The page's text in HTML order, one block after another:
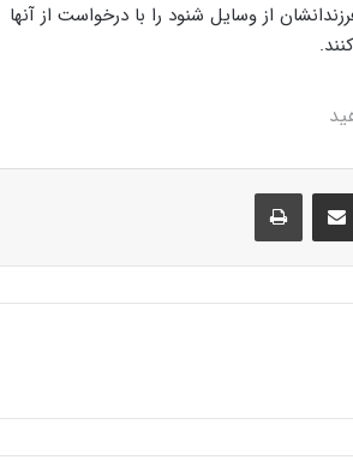
از وسایل شنود را با درخواست از آنها
Share via Email
Print